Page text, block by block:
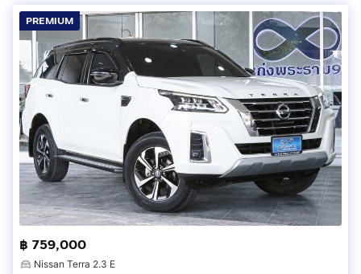
PREMIUM
฿ 759,000
Nissan Terra 2.3 E